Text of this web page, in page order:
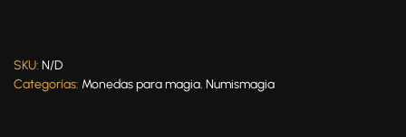
SKU: N/D
Categorías: Monedas para magia, Numismagia